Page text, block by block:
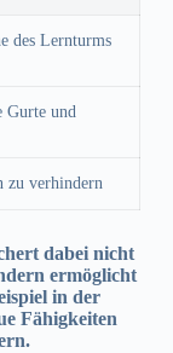
des Lernturms
Gurte und
zu verhindern
dabei nicht
ermöglicht
in der
Fähigkeiten